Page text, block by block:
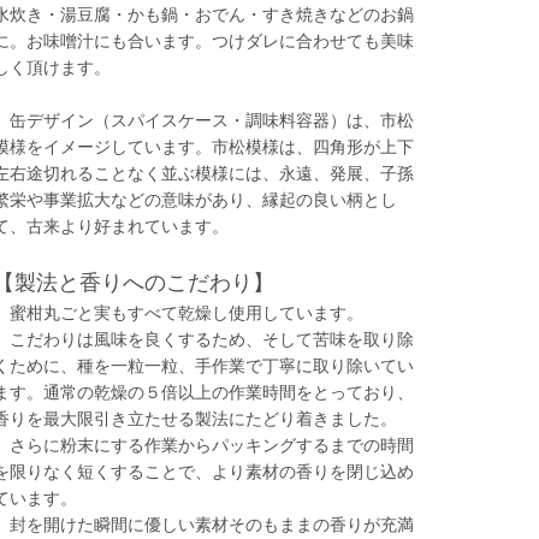
炊き・湯豆腐・かも鍋・おでん・すき焼きなどのお鍋
。お味噌汁にも合います。つけダレに合わせても美味
く頂けます。
デザイン（スパイスケース・調味料容器）は、市松
様をイメージしています。市松模様は、四角形が上下
右途切れることなく並ぶ模様には、永遠、発展、子孫
栄や事業拡大などの意味があり、縁起の良い柄とし
、古来より好まれています。
製法と香りへのこだわり】
柑丸ごと実もすべて乾燥し使用しています。
だわりは風味を良くするため、そして苦味を取り除
ために、種を一粒一粒、手作業で丁寧に取り除いてい
す。通常の乾燥の５倍以上の作業時間をとっており、
りを最大限引き立たせる製法にたどり着きました。
らに粉末にする作業からパッキングするまでの時間
限りなく短くすることで、より素材の香りを閉じ込め
います。
を開けた瞬間に優しい素材そのもままの香りが充満